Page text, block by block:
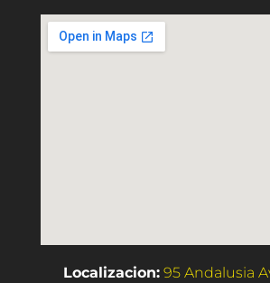
Localizacion: 95 Andalusia